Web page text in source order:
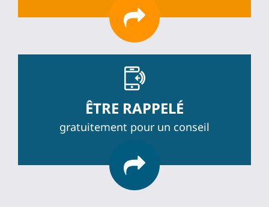
ÊTRE RAPPELÉ
gratuitement pour un conseil